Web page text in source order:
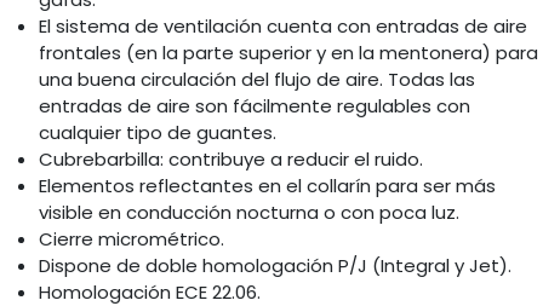
El sistema de ventilación cuenta con entradas de aire
frontales (en la parte superior y en la mentonera) para
una buena circulación del flujo de aire. Todas las
entradas de aire son fácilmente regulables con
cualquier tipo de guantes.
Cubrebarbilla: contribuye a reducir el ruido.
Elementos reflectantes en el collarín para ser más
visible en conducción nocturna o con poca luz.
Cierre micrométrico.
Dispone de doble homologación P/J (Integral y Jet).
Homologación ECE 22.06.